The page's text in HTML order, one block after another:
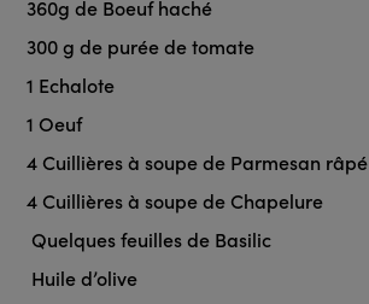
360g de Boeuf haché
300 gde purée de tomate
1
Echalote
1 Oeuf
4 Cuillières à soupe de Parmesan râpé
4 Cuillières à soupe de Chapelure
Quelques feuilles de Basilic
Huile d’olive